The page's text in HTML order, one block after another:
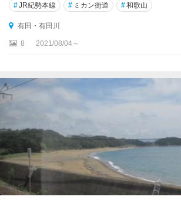
#JR紀勢本線 # ミカン街道 #和歌山
有田・有田川
8 2021/08/04～